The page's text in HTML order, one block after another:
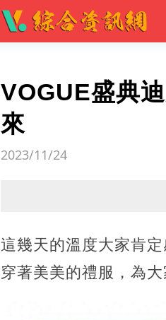
VOGUE盛典
來
2023/11/24
這幾天的溫度大家肯
穿著美美的禮服，為